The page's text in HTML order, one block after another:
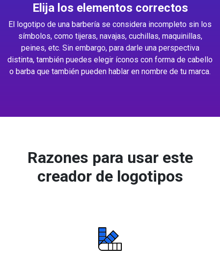
Elija los elementos correctos
El logotipo de una barbería se considera incompleto sin los
símbolos, como tijeras, navajas, cuchillas, maquinillas,
peines, etc. Sin embargo, para darle una perspectiva
distinta, también puedes elegir íconos con forma de cabello
o barba que también pueden hablar en nombre de tu marca.
Razones para usar este
creador de logotipos